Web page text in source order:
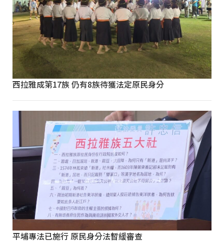
西拉雅成第17族 仍有8族待獲法定原民身分
平埔專法已施行 原民身分法暫緩審查